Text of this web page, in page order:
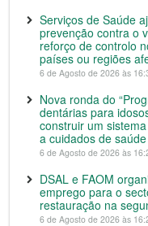
Serviços de Saúde
prevenção contra o
reforço de controlo
países ou regiões
6 de Agosto de 2026 às
Nova ronda do
dentárias para
construir um
a cuidados de
6 de Agosto de 2026 às
DSAL e FAOM
emprego para o
restauração na
6 de Agosto de 2026 às